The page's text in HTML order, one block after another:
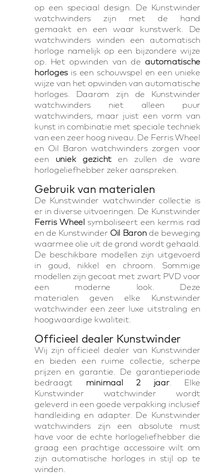
op een speciaal design. De Kunstwinder
watchwinders zijn met de hand
gemaakt en een waar kunstwerk. De
watchwinders winden een automatisch
horloge namelijk op een bijzondere wijze
op. Het opwinden van de automatische
horloges is een schouwspel en een unieke
wijze van het opwinden van automatische
horloges. Daarom zijn de Kunstwinder
watchwinders niet alleen puur
watchwinders, maar juist een vorm van
kunst in combinatie met speciale techniek
van een zeer hoog niveau. De Ferris Wheel
en Oil Baron watchwinders zorgen voor
een uniek gezicht en zullen de ware
horlogeliefhebber zeker aanspreken.
Gebruik van materialen
De Kunstwinder watchwinder collectie is
er in diverse uitvoeringen. De Kunstwinder
Ferris Wheel symboliseert een kermis rad
en de Kunstwinder Oil Baronde beweging
waarmee olie uit de grond wordt gehaald.
De beschikbare modellen zijn uitgevoerd
in goud, nikkel en chroom. Sommige
modellen zijn gecoat met zwart PVD voor
een moderne look. Deze
materialen geven elke Kunstwinder
watchwinder een zeer luxe uitstraling en
hoogwaardige kwaliteit.
Officieel dealer Kunstwinder
Wij zijn officieel dealer van Kunstwinder
en bieden een ruime collectie, scherpe
prijzen en garantie. De garantieperiode
bedraagt minimaal 2 jaar. Elke
Kunstwinder watchwinder wordt
geleverd in een goede verpakking inclusief
handleiding en adapter. De Kunstwinder
watchwinders zijn een absolute must
have voor de echte horlogeliefhebber die
graag een prachtige accessoire wilt om
zijn automatische horloges in stijl op te
winden.